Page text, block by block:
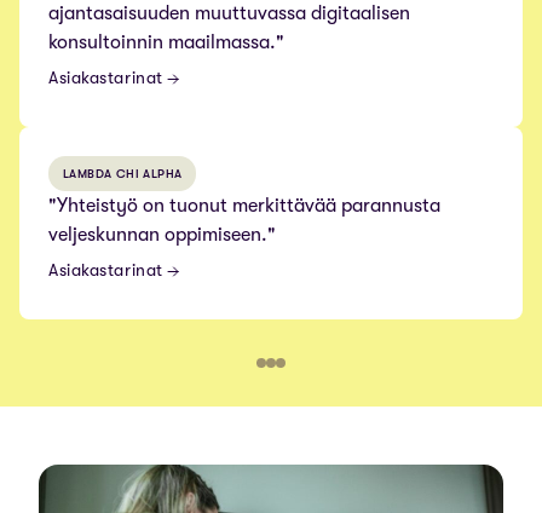
ajantasaisuuden muuttuvassa digitaalisen
konsultoinnin maailmassa."
Asiakastarinat
LAMBDA CHI ALPHA
"Yhteistyö on tuonut merkittävää parannusta
veljeskunnan oppimiseen."
Asiakastarinat